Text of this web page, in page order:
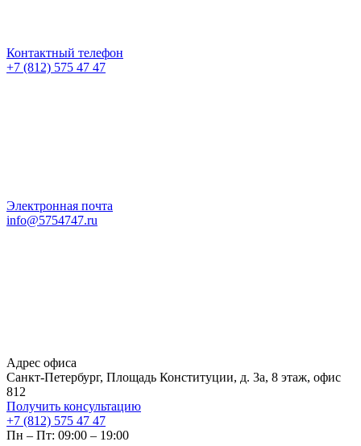
Контактный телефон
+7 (812) 575 47 47
Электронная почта
info@5754747.ru
Адрес офиса
Санкт-Петербург, Площадь Конституции, д. 3а, 8 этаж, офис
812
Получить консультацию
+7 (812) 575 47 47
Пн – Пт: 09:00 – 19:00